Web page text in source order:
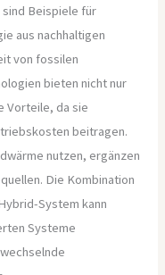
Beispiele für
aus nachhaltigen
von fossilen
bieten nicht nur
Vorteile, da sie
beitragen.
nutzen, ergänzen
Die Kombination
System kann
Systeme